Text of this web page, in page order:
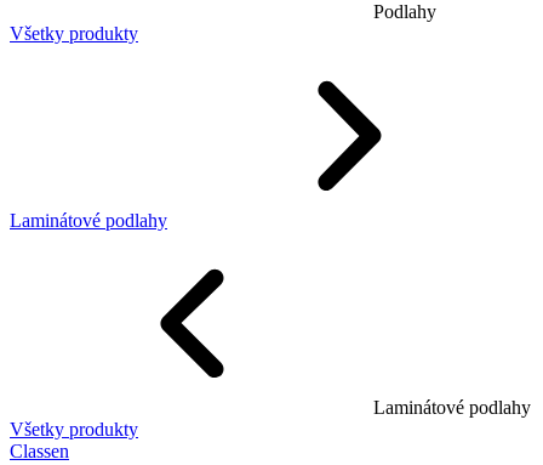
Podlahy
Všetky produkty
Laminátové podlahy
Laminátové podlahy
Všetky produkty
Classen